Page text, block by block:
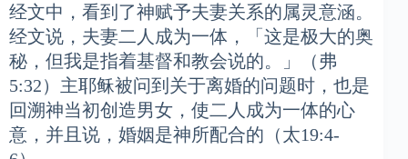
经文中，看到了神赋予夫妻关系的属灵意涵。
经文说，夫妻二人成为一体，「这是极大的奥
秘，但我是指着基督和教会说的。」（弗
5:32）主耶稣被问到关于离婚的问题时，也是
回溯神当初创造男女，使二人成为一体的心
意，并且说，婚姻是神所配合的（太19:4-